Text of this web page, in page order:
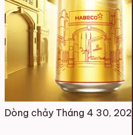
Dòng chảy Tháng 4 30, 2026